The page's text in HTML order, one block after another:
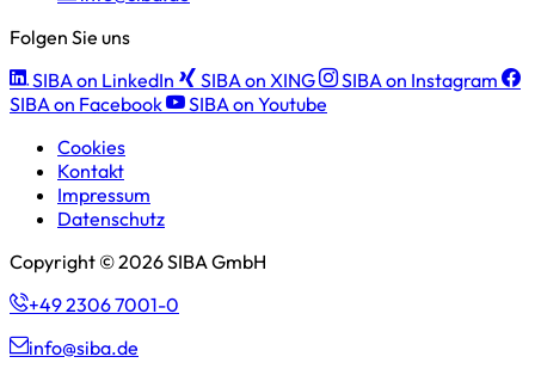
Folgen Sie uns
SIBA on LinkedIn
SIBA on XING
SIBA on Instagram
SIBA on Facebook
SIBA on Youtube
Cookies
Kontakt
Impressum
Datenschutz
Copyright © 2026 SIBA GmbH
+49 2306 7001-0
info@siba.de